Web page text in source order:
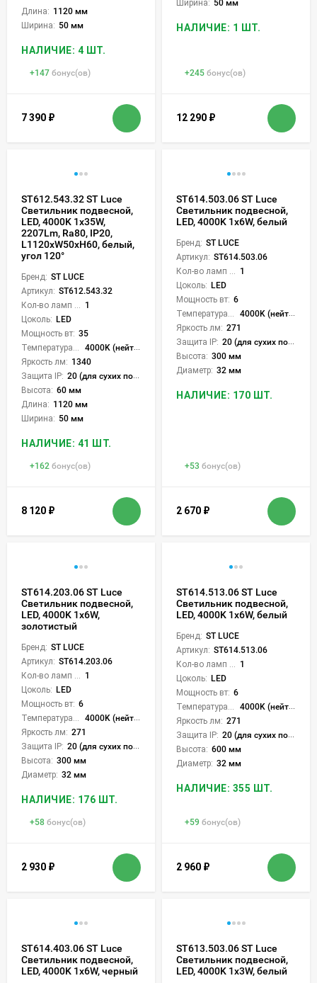
Длина: 1120 мм
Ширина: 50 мм
НАЛИЧИЕ: 4 ШТ.
+147 бонус(ов)
7 390 ₽
Ширина: 50 мм
НАЛИЧИЕ: 1 ШТ.
+245 бонус(ов)
12 290 ₽
ST612.543.32 ST Luce
Светильник подвесной,
LED, 4000K 1х35W,
2207Lm, Ra80, IP20,
L1120xW50xH60, белый,
угол 120°
Бренд: ST LUCE
Артикул: ST612.543.32
1
Цоколь: LED
Мощность вт: 35
4000K (нейтральный)
Яркость лм: 1340
Защита IP: 20 (для сухих пом.)
Высота: 60 мм
Длина: 1120 мм
Ширина: 50 мм
НАЛИЧИЕ: 41 ШТ.
+162 бонус(ов)
8 120 ₽
ST614.503.06 ST Luce
Светильник подвесной,
LED, 4000K 1х6W, белый
Бренд: ST LUCE
Артикул: ST614.503.06
1
Цоколь: LED
Мощность вт: 6
4000K (нейтральный)
Яркость лм: 271
Защита IP: 20 (для сухих пом.)
Высота: 300 мм
Диаметр: 32 мм
НАЛИЧИЕ: 170 ШТ.
+53 бонус(ов)
2 670 ₽
ST614.203.06 ST Luce
Светильник подвесной,
LED, 4000K 1х6W,
золотистый
Бренд: ST LUCE
Артикул: ST614.203.06
1
Цоколь: LED
Мощность вт: 6
4000K (нейтральный)
Яркость лм: 271
Защита IP: 20 (для сухих пом.)
Высота: 300 мм
Диаметр: 32 мм
НАЛИЧИЕ: 176 ШТ.
+58 бонус(ов)
2 930 ₽
ST614.513.06 ST Luce
Светильник подвесной,
LED, 4000K 1х6W, белый
Бренд: ST LUCE
Артикул: ST614.513.06
1
Цоколь: LED
Мощность вт: 6
4000K (нейтральный)
Яркость лм: 271
Защита IP: 20 (для сухих пом.)
Высота: 600 мм
Диаметр: 32 мм
НАЛИЧИЕ: 355 ШТ.
+59 бонус(ов)
2 960 ₽
ST614.403.06 ST Luce
Светильник подвесной,
LED, 4000K 1х6W, черный
ST613.503.06 ST Luce
Светильник подвесной,
LED, 4000K 1х3W, белый